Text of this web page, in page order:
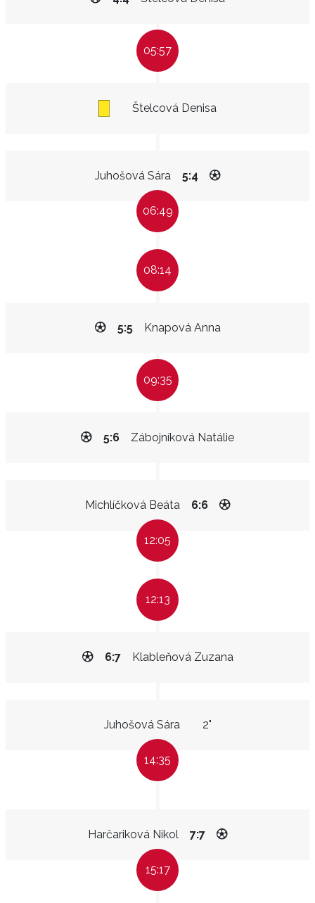
05:57
Štelcová Denisa
Juhošová Sára 5:4
06:49
08:14
Knapová Anna
5:5
09:35
Zábojníková Natálie
5:6
Michlíčková Beáta 6:6
12:05
12:13
Klableňová Zuzana
6:7
Juhošová Sára 2"
14:35
Harčariková Nikol 7:7
15:17